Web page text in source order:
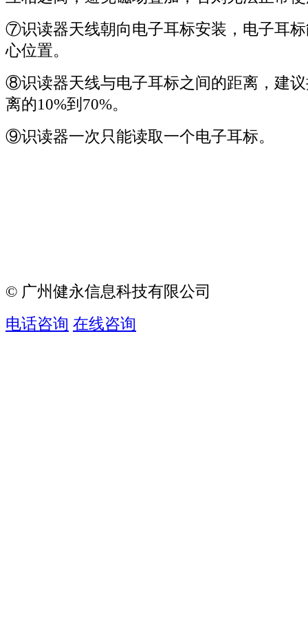
⑦识读器天线朝向电子耳标安装，电子耳
心位置。
⑧识读器天线与电子耳标之间的距离，建
离的10%到70%。
⑨识读器一次只能读取一个电子耳标。
© 广州健永信息科技有限公司
电话咨询 在线咨询